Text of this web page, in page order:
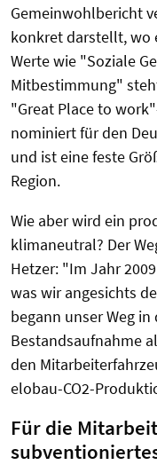
Gemeinwohlbericht
konkret darstellt, wo
Werte wie "Soziale
Mitbestimmung"
"Great Place to
nominiert für den
und ist eine feste
Region.
Wie aber wird ein
klimaneutral? Der
Hetzer: "Im Jahr
was wir angesichts
begann unser Weg
Bestandsaufnahme
den
elobau-CO2-
Für die